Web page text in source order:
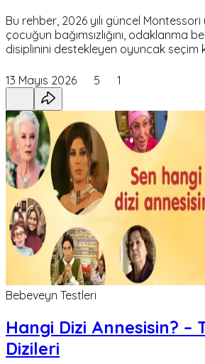
Bu rehber, 2026 yılı güncel Montessori
çocuğun bağımsızlığını, odaklanma
disiplinini destekleyen oyuncak seçim
13 Mayıs 2026 5 1
Bebeveyn Testleri
Hangi Dizi Annesisin? –
Dizileri